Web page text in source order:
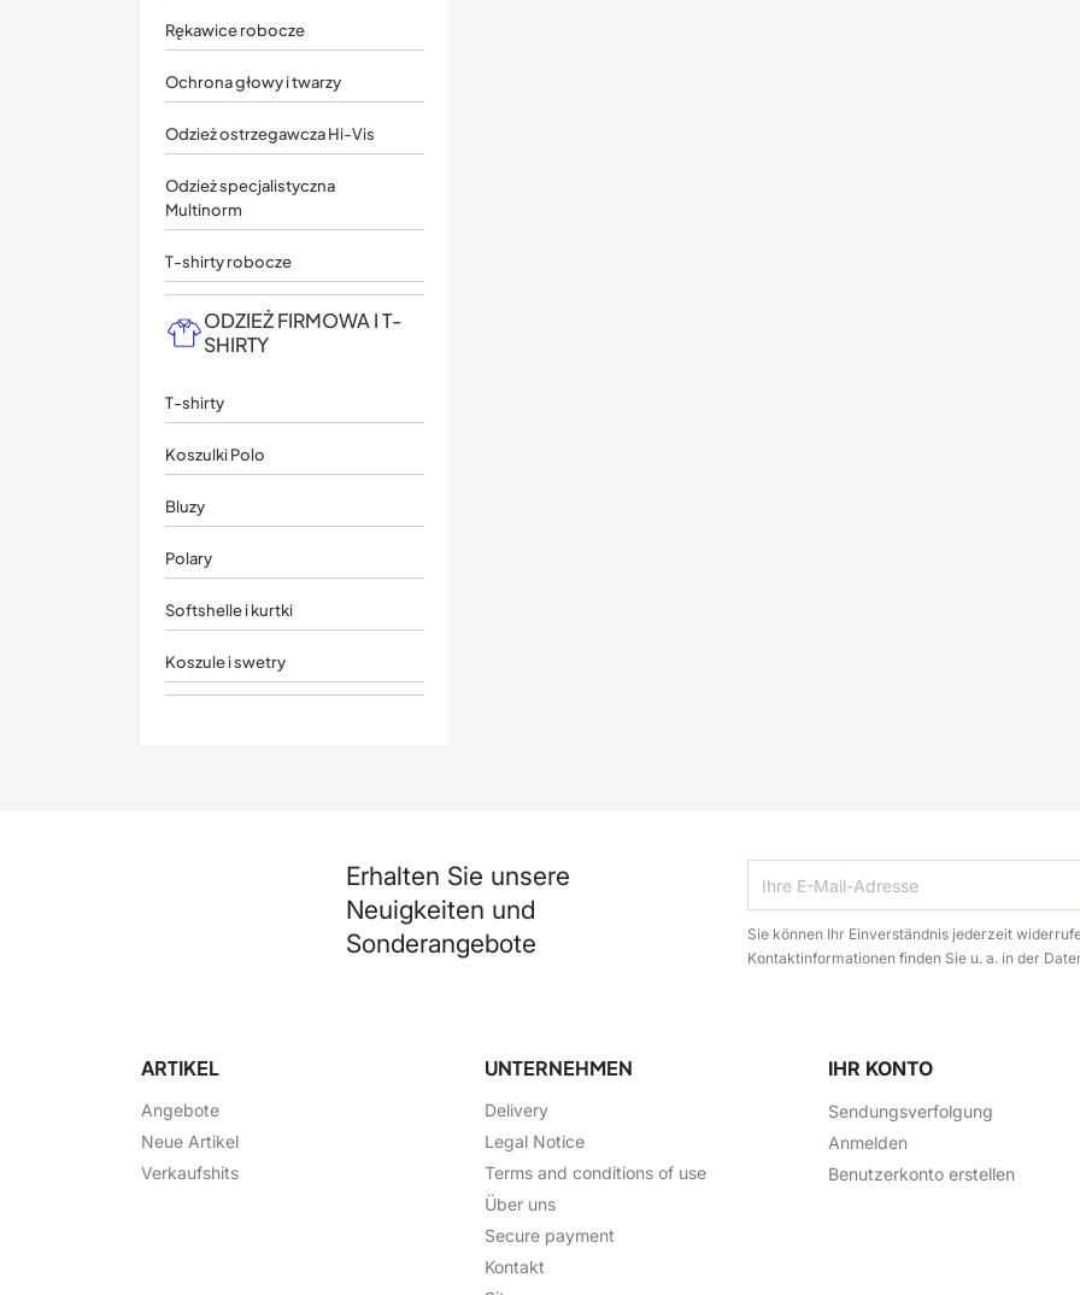
Rękawice robocze
Ochrona głowy i twarzy
Odzież ostrzegawcza Hi-Vis
Odzież specjalistyczna
Multinorm
T-shirty robocze
ODZIEŻ FIRMOWA I T-
SHIRTY
T-shirty
Koszulki Polo
Bluzy
Polary
Softshelle i kurtki
Koszule i swetry
Erhalten Sie unsere
Neuigkeiten und
Sonderangebote
Sie können Ihr Einverständnis jederzeit
Kontaktinformationen finden Sie u. a. in der
ARTIKEL
Angebote
Neue Artikel
Verkaufshits
UNTERNEHMEN
Delivery
Legal Notice
Terms and conditions of use
Über uns
Secure payment
Kontakt
IHR KONTO
Sendungsverfolgung
Anmelden
Benutzerkonto erstellen